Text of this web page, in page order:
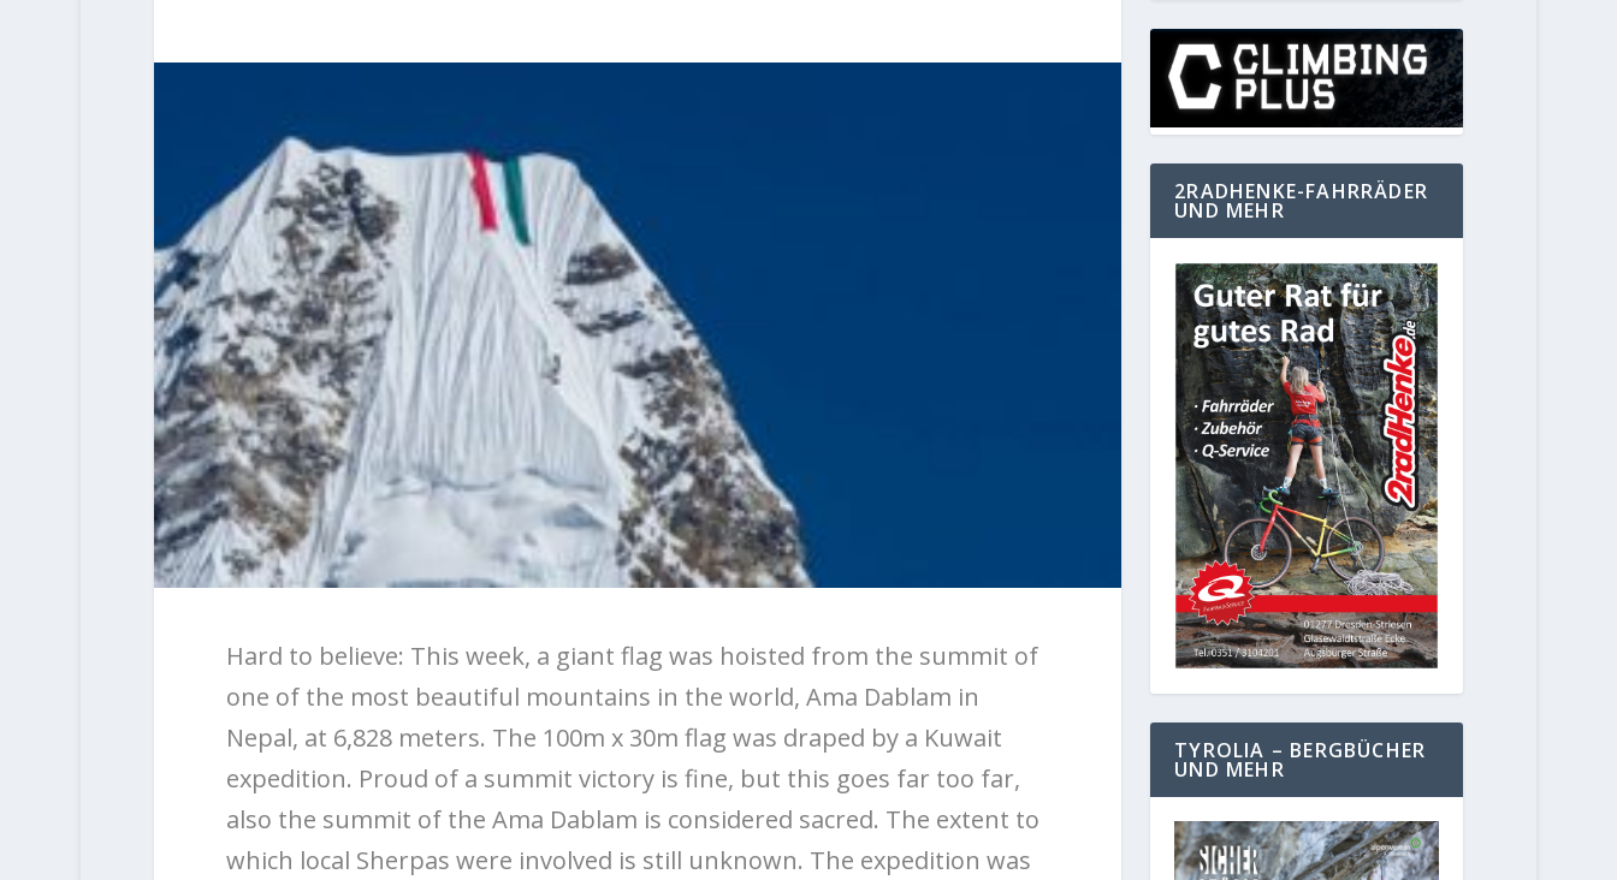
Hard to believe: This week, a giant flag was hoisted from the summit of
one of the most beautiful mountains in the world, Ama Dablam in
Nepal, at 6,828 meters. The 100m x 30m flag was draped by a Kuwait
expedition. Proud of a summit victory is fine, but this goes far too far,
also the summit of the Ama Dablam is considered sacred. The extent to
which local Sherpas were involved is still unknown. The expedition was
2RADHENKE-FAHRRÄDER
UND MEHR
TYROLIA – BERGBÜCHER
UND MEHR